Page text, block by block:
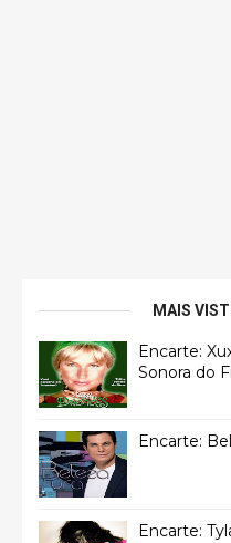
MAIS
Encarte:
Sonora do
Encarte:
Encarte: